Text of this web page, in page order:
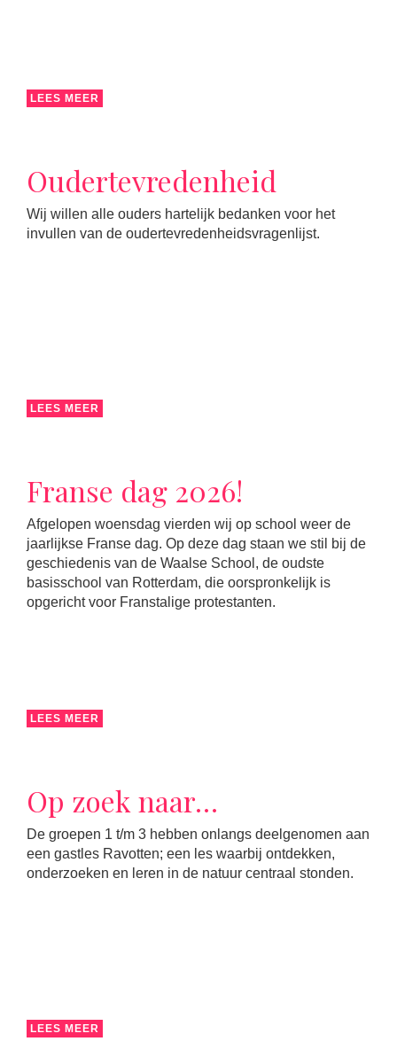
LEES MEER
Oudertevredenheid
Wij willen alle ouders hartelijk bedanken voor het
invullen van de oudertevredenheidsvragenlijst.
LEES MEER
Franse dag 2026!
Afgelopen woensdag vierden wij op school weer de
jaarlijkse Franse dag. Op deze dag staan we stil bij de
geschiedenis van de Waalse School, de oudste
basisschool van Rotterdam, die oorspronkelijk is
opgericht voor Franstalige protestanten.
LEES MEER
Op zoek naar…
De groepen 1 t/m 3 hebben onlangs deelgenomen aan
een gastles Ravotten; een les waarbij ontdekken,
onderzoeken en leren in de natuur centraal stonden.
LEES MEER